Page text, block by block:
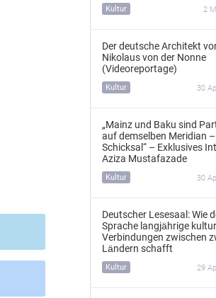
Kultur 2
Der deutsche Architekt
Nikolaus von der Nonne
(Videoreportage)
Kultur 30
„Mainz und Baku sind
auf demselben Meridian
Schicksal“ – Exklusives
Aziza Mustafazade
Kultur 30
Deutscher Lesesaal: Wie
Sprache langjährige
Verbindungen zwischen
Ländern schafft
Kultur 29